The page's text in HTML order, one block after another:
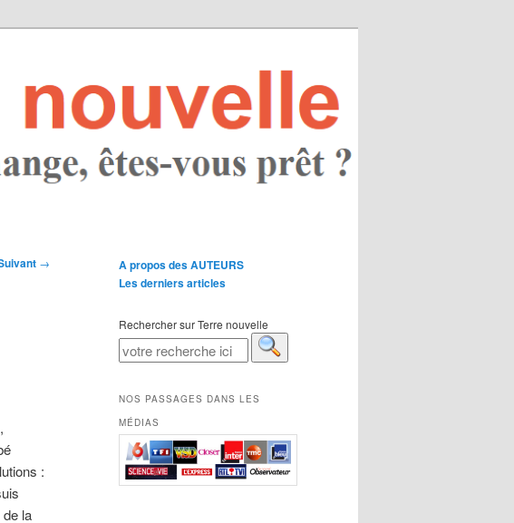
des
→
:
la
A propos des AUTEURS
Les derniers articles
Rechercher sur Terre nouvelle
NOS PASSAGES DANS LES
MÉDIAS